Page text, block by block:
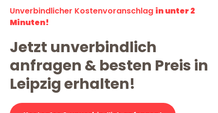
Unverbindlicher Kostenvoranschlag in unter 2
Minuten!
Jetzt unverbindlich
anfragen & besten Preis in
Leipzig erhalten!